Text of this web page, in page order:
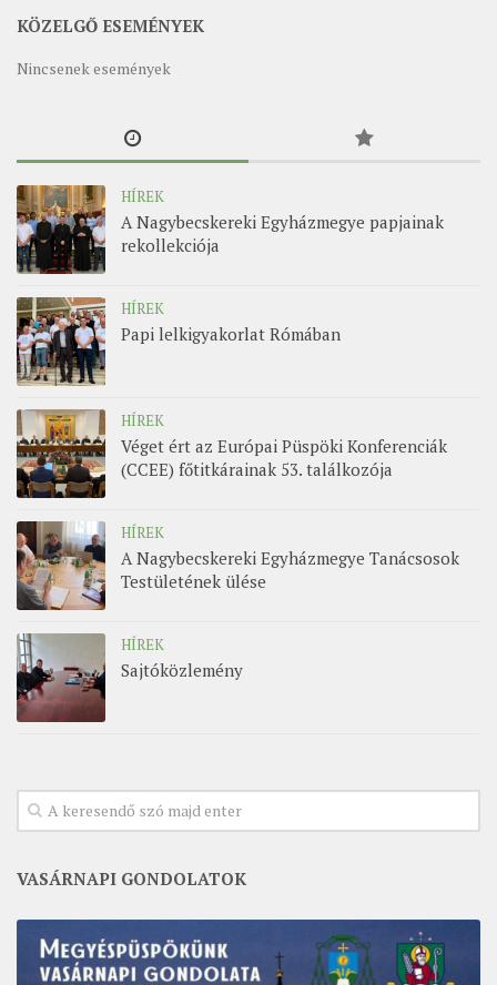
KÖZELGŐ ESEMÉNYEK
Nincsenek események
HÍREK
A Nagybecskereki Egyházmegye papjainak
rekollekciója
HÍREK
Papi lelkigyakorlat Rómában
HÍREK
Véget ért az Európai Püspöki Konferenciák
(CCEE) főtitkárainak 53. találkozója
HÍREK
A Nagybecskereki Egyházmegye Tanácsosok
Testületének ülése
HÍREK
Sajtóközlemény
VASÁRNAPI GONDOLATOK